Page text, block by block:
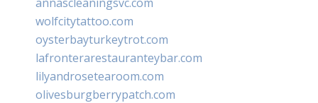
wolfcitytattoo.com
oysterbayturkeytrot.com
lafronterarestauranteybar.com
lilyandrosetearoom.com
olivesburgberrypatch.com